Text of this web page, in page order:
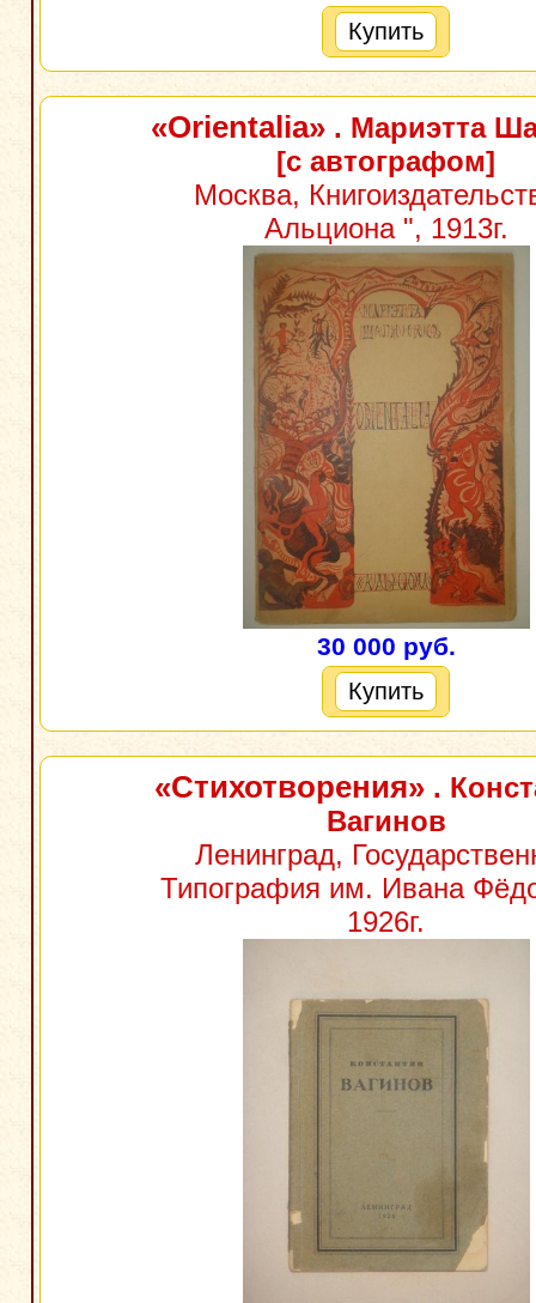
Купить
«Orientalia» . Мариэтта
[с автографом]
Москва,
Альциона ", 1913г.
30 000 руб.
Купить
«Стихотворения» .
Вагинов
Ленинград,
Типография им. Ивана
1926г.